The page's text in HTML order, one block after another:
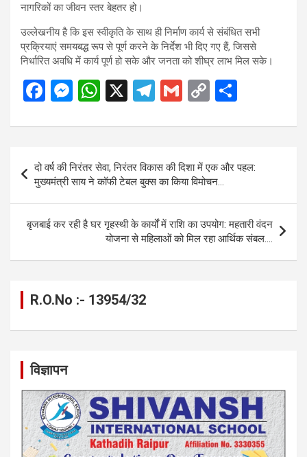
नागरिकों का जीवन स्तर बेहतर हो।
उल्लेखनीय है कि इस स्वीकृति के साथ ही निर्माण कार्य से संबंधित सभी
प्रक्रियाएं समयबद्ध रूप से पूर्ण करने के निर्देश भी दिए गए हैं, जिससे
निर्धारित अवधि में कार्य पूर्ण हो सके और जनता को शीघ्र लाभ मिल सके।
F
ce
b
o
o
k
M
se
n
g
er
W
at
s
A
p
p
X
T
e
gr
a
m
G
ail
C
py
Li
n
k
ar
Post
navigation
दो वर्ष की निरंतर सेवा, निरंतर विकास की दिशा में एक और पहल:
मुख्यमंत्री साय ने कॉफी टेबल बुक्स का किया विमोचन…
बृजबाई कर रही है घर गृहस्थी के कार्यों में राशि का उपयोग: महतारी वंदन
योजना से महिलाओं को मिल रहा आर्थिक संबल….
R.O.No :- 13954/32
विज्ञापन